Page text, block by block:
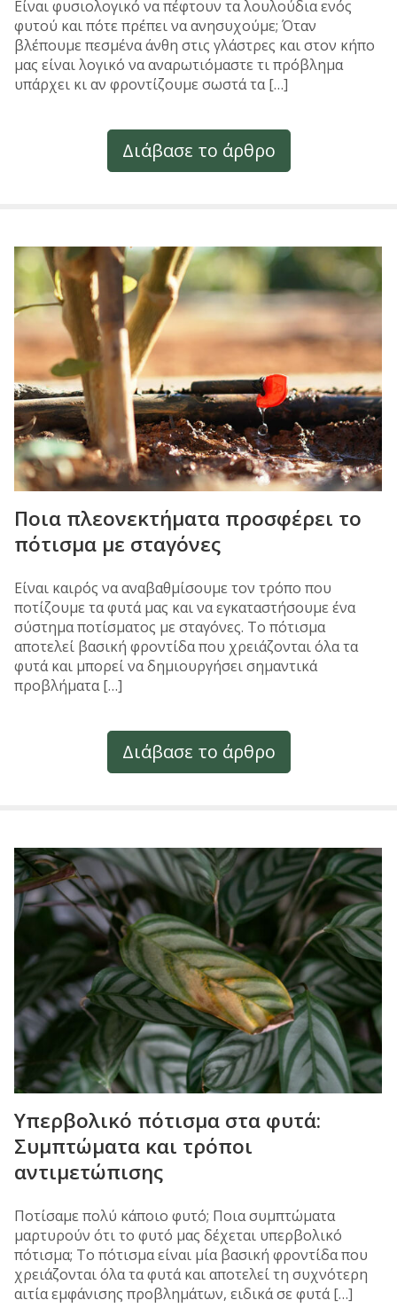
Είναι φυσιολογικό να πέφτουν τα λουλούδια ενός
φυτού και πότε πρέπει να ανησυχούμε; Όταν
βλέπουμε πεσμένα άνθη στις γλάστρες και στον κήπο
μας είναι λογικό να αναρωτιόμαστε τι πρόβλημα
υπάρχει κι αν φροντίζουμε σωστά τα […]
Διάβασε το άρθρο
Ποια πλεονεκτήματα προσφέρει το
πότισμα με σταγόνες
Είναι καιρός να αναβαθμίσουμε τον τρόπο που
ποτίζουμε τα φυτά μας και να εγκαταστήσουμε ένα
σύστημα ποτίσματος με σταγόνες. Το πότισμα
αποτελεί βασική φροντίδα που χρειάζονται όλα τα
φυτά και μπορεί να δημιουργήσει σημαντικά
προβλήματα […]
Διάβασε το άρθρο
Υπερβολικό πότισμα στα φυτά:
Συμπτώματα και τρόποι
αντιμετώπισης
Ποτίσαμε πολύ κάποιο φυτό; Ποια συμπτώματα
μαρτυρούν ότι το φυτό μας δέχεται υπερβολικό
πότισμα; Το πότισμα είναι μία βασική φροντίδα που
χρειάζονται όλα τα φυτά και αποτελεί τη συχνότερη
αιτία εμφάνισης προβλημάτων, ειδικά σε φυτά […]